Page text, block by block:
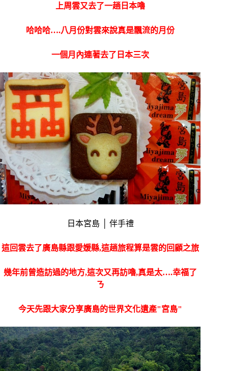
上周雲又去了一趟日本嚕
哈哈哈….八月份對雲來說真是飄流的月份
一個月內連著去了日本三次
日本宮島 │ 伴手禮
這回雲去了廣島縣跟愛媛縣,這趟旅程算是雲的回顧之旅
幾年前曾造訪過的地方,這次又再訪嚕,真是太….幸福了
ㄋ
今天先跟大家分享廣島的世界文化遺產"宮島"